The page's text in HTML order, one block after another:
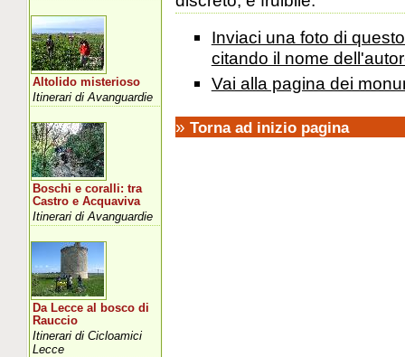
Inviaci una foto di
citando il nome
Vai alla pagina dei
» Torna ad inizio pagina
Altolido misterioso
Itinerari di Avanguardie
Boschi e coralli: tra
Castro e Acquaviva
Itinerari di Avanguardie
Da Lecce al bosco di
Rauccio
Itinerari di Cicloamici
Lecce